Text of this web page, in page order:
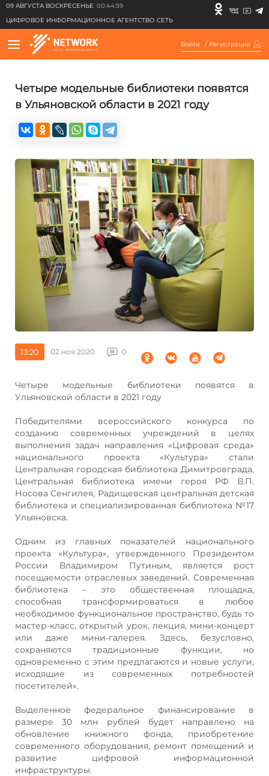
09 АВГУСТА ВОСКРЕСЕНЬЕ 00:44:59
ЦИФРОВОЕ ИНФОРМАЦИОННОЕ АГЕНТСТВО СЕТЬ
Войти / Регистрация
Четыре модельные библиотеки появятся
в Ульяновской области в 2021 году
13:20 02 ноя 2020 0
Четыре модельные библиотеки появятся в
Ульяновской области в 2021 году
Победителями всероссийского конкурса по
созданию современных учреждений в целях
выполнения задач направления «Цифровая среда»
национального проекта «Культура» стали
Центральная городская библиотека Димитровграда,
Центральная библиотека имени героя РФ В.П.
Носова Сенгилея, Радищевская центральная детская
библиотека и специализированная библиотека №17
Ульяновска.
Одним из главных показателей национального
проекта «Культура», утвержденного Президентом
России Владимиром Путиным, является рост
посещаемости отраслевых заведений. Современная
библиотека – это общественная площадка,
способная трансформироваться в любое
необходимое функциональное пространство, будь то
мастер-класс, открытый урок, лекция, мини-концерт
или даже мини-галерея. Здесь, безусловно,
сохраняются традиционные функции, но
одновременно с этим предлагаются и новые услуги,
исходящие из современных потребностей
посетителей».
Выделенное федеральное финансирование в
размере 30 млн рублей будет направлено на
обновление книжного фонда, приобретение
современного оборудования, ремонт помещений и
развитие цифровой информационной
инфраструктуры.